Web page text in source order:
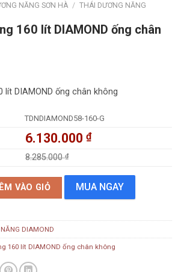
NĂNG SƠN HÀ / THÁI DƯƠNG NĂNG
160 lít DIAMOND ống chân
lít DIAMOND ống chân không
TDNDIAMOND58-160-G
6.130.000₫
8.285.000₫
DIAMOND ống chân không số lượng
VÀO GIỎ MUA NGAY
DIAMOND
160 lít DIAMOND ống chân không